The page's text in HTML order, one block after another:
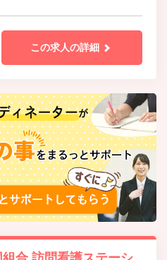
この求人の詳細